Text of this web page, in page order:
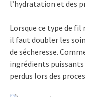
l’hydratation et des
Lorsque ce type de
il faut doubler les
de sécheresse.
ingrédients
perdus lors des